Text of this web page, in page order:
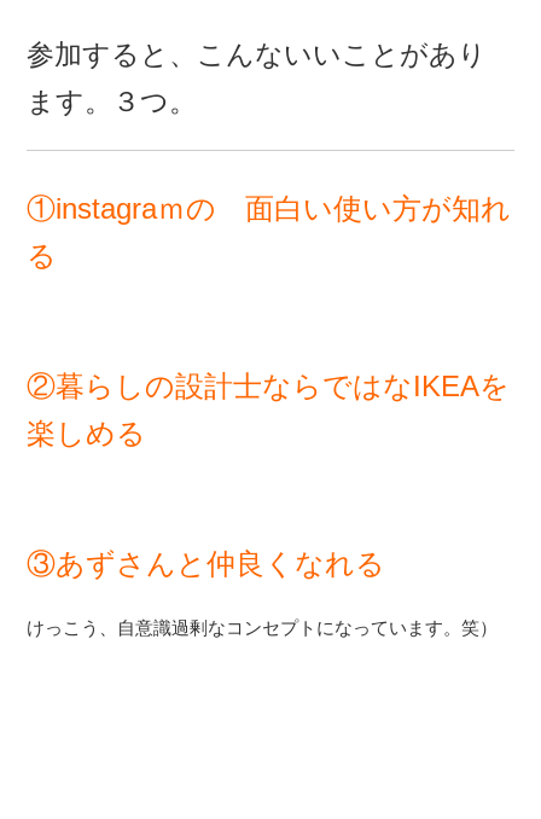
参加すると、こんないいことがあり
ます。３つ。
①instagraｍの 面白い使い方が知れ
る
②暮らしの設計士ならではなIKEAを
楽しめる
③あずさんと仲良くなれる
けっこう、自意識過剰なコンセプトになっています。笑）